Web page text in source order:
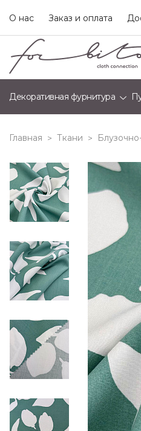
О нас Заказ и оплата
Декоративная фурнитура
Главная > Ткани >